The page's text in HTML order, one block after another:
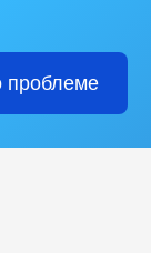
проблеме